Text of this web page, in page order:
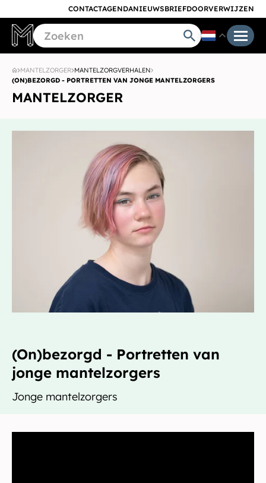
CONTACTAGENDANIEUWSBRIEFDOORVERWIJZEN
MANTELZORGER MANTELZORGVERHALEN
(ON)BEZORGD - PORTRETTEN VAN JONGE MANTELZORGERS
MANTELZORGER
(On)bezorgd - Portretten van
jonge mantelzorgers
Jonge mantelzorgers